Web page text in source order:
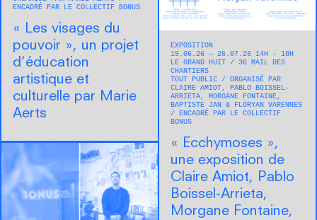
ENCADRÉ PAR LE COLLECTIF BONUS
« Les visages du
pouvoir », un projet
d’éducation
artistique et
culturelle par Marie
Aerts
EXPOSITION
19.06.26 — 26.07.26 14H - 18H
LE GRAND HUIT
36 MAIL DES
CHANTIERS
TOUT PUBLIC
ORGANISÉ PAR
CLAIRE AMIOT, PABLO BOISSEL-
ARRIETA, MORGANE FONTAINE,
BAPTISTE JAN & FLORYAN VARENNES
ENCADRÉ PAR LE COLLECTIF
BONUS
« Ecchymoses »,
une exposition de
Claire Amiot, Pablo
Boissel-Arrieta,
Morgane Fontaine,